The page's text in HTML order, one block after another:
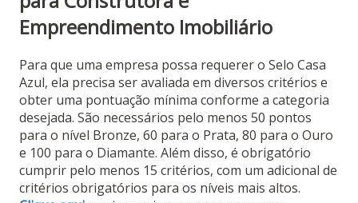
Empreendimento Imobiliário
Para que uma empresa possa requerer o Selo Casa
Azul, ela precisa ser avaliada em diversos critérios e
obter uma pontuação mínima conforme a categoria
desejada. São necessários pelo menos 50 pontos
para o nível Bronze, 60 para o Prata, 80 para o Ouro
e 100 para o Diamante. Além disso, é obrigatório
cumprir pelo menos 15 critérios, com um adicional de
critérios obrigatórios para os níveis mais altos​.